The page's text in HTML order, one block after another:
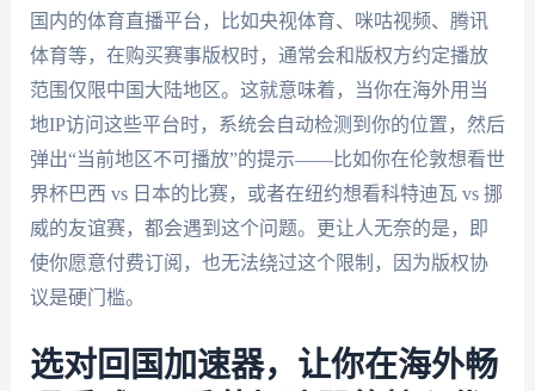
国内的体育直播平台，比如央视体育、咪咕视频、腾讯
体育等，在购买赛事版权时，通常会和版权方约定播放
范围仅限中国大陆地区。这就意味着，当你在海外用当
地IP访问这些平台时，系统会自动检测到你的位置，然后
弹出“当前地区不可播放”的提示——比如你在伦敦想看世
界杯巴西 vs 日本的比赛，或者在纽约想看科特迪瓦 vs 挪
威的友谊赛，都会遇到这个问题。更让人无奈的是，即
使你愿意付费订阅，也无法绕过这个限制，因为版权协
议是硬门槛。
选对回国加速器，让你在海外畅